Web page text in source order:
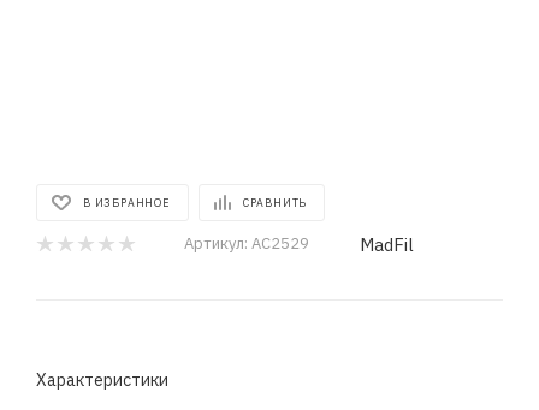
В ИЗБРАННОЕ СРАВНИТЬ
Артикул: AC2529 MadFil
Характеристики